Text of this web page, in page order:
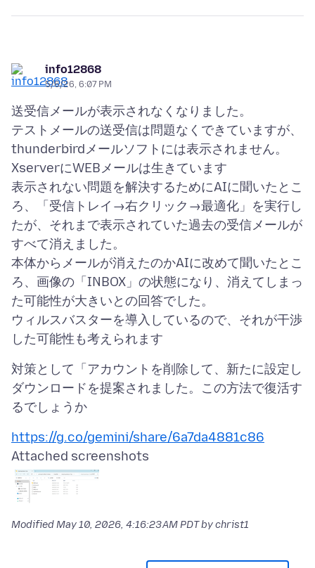
info12868
5/6/26, 6:07 PM
送受信メールが表示されなくなりました。
テストメールの送受信は問題なくできていますが、
thunderbirdメールソフトには表示されません。
XserverにWEBメールは生きています
表示されない問題を解決するためにAIに聞いたとこ
ろ、「受信トレイ→右クリック→最適化」を実行し
たが、それまで表示されていた過去の受信メールが
すべて消えました。
本体からメールが消えたのかAIに改めて聞いたとこ
ろ、画像の「INBOX」の状態になり、消えてしまっ
た可能性が大きいとの回答でした。
ウィルスバスターを導入しているので、それが干渉
対策として「アカウントを削除して、新たに設定し
ダウンロードを提案されました。この方法で復活す
https://g.co/gemini/share/6a7da4881c86
Attached screenshots
ModifiedMay 10, 2026, 4:16:23 AM PDTby christ1